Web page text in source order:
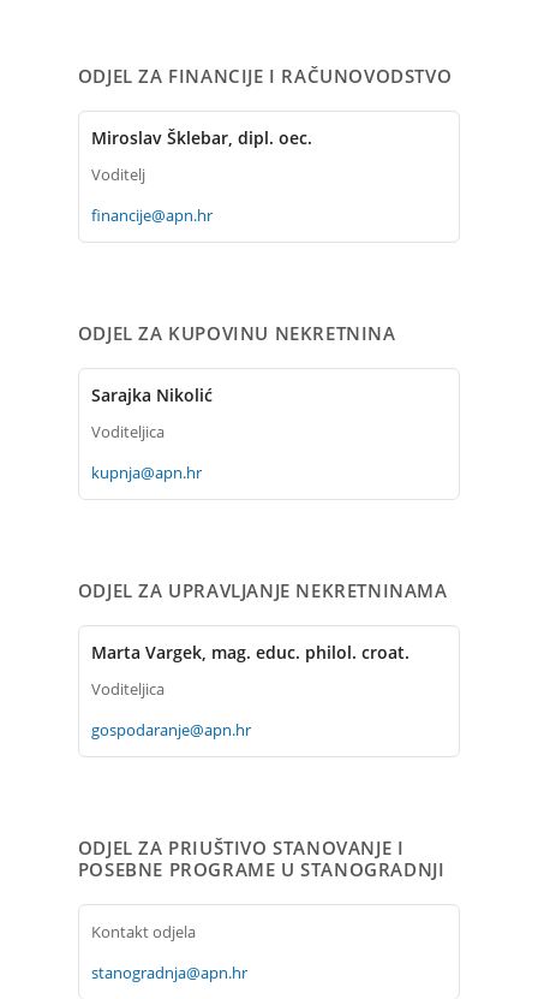
ODJEL ZA FINANCIJE I RAČUNOVODSTVO
Miroslav Šklebar, dipl. oec.
Voditelj
financije@apn.hr
ODJEL ZA KUPOVINU NEKRETNINA
Sarajka Nikolić
Voditeljica
kupnja@apn.hr
ODJEL ZA UPRAVLJANJE NEKRETNINAMA
Marta Vargek, mag. educ. philol. croat.
Voditeljica
gospodaranje@apn.hr
ODJEL ZA PRIUŠTIVO STANOVANJE I
POSEBNE PROGRAME U STANOGRADNJI
Kontakt odjela
stanogradnja@apn.hr